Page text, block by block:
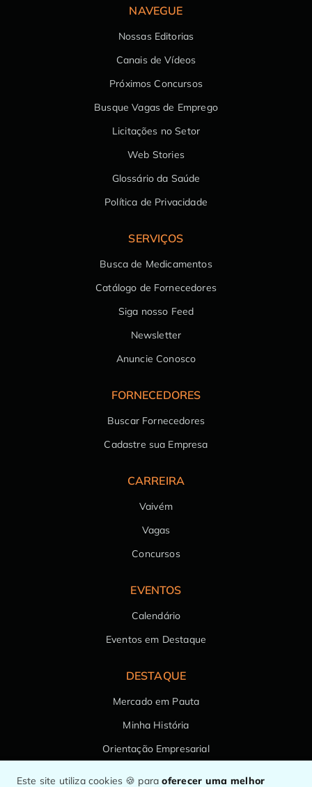
NAVEGUE
Nossas Editorias
Canais de Vídeos
Próximos Concursos
Busque Vagas de Emprego
Licitações no Setor
Web Stories
Glossário da Saúde
Política de Privacidade
SERVIÇOS
Busca de Medicamentos
Catálogo de Fornecedores
Siga nosso Feed
Newsletter
Anuncie Conosco
FORNECEDORES
Buscar Fornecedores
Cadastre sua Empresa
CARREIRA
Vaivém
Vagas
Concursos
EVENTOS
Calendário
Eventos em Destaque
DESTAQUE
Mercado em Pauta
Minha História
Orientação Empresarial
Este site utiliza cookies 🍪 paraoferecer uma melhor